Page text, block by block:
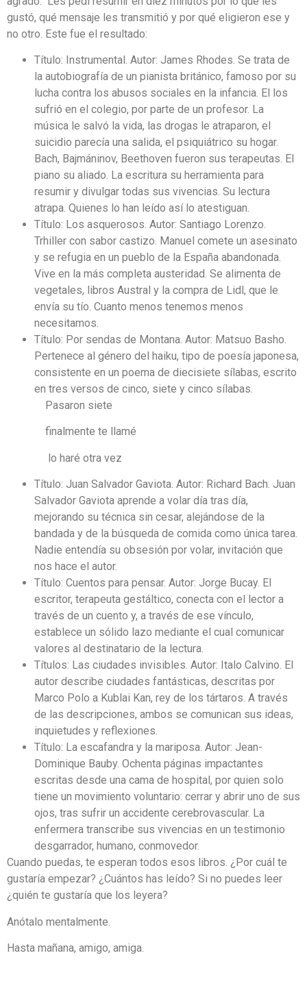
gustó, qué mensaje les transmitió y por qué eligieron ese y
no otro. Este fue el resultado:
Título: Instrumental. Autor: James Rhodes. Se trata de
la autobiografía de un pianista británico, famoso por su
lucha contra los abusos sociales en la infancia. El los
sufrió en el colegio, por parte de un profesor. La
música le salvó la vida, las drogas le atraparon, el
suicidio parecía una salida, el psiquiátrico su hogar.
Bach, Bajmáninov, Beethoven fueron sus terapeutas. El
piano su aliado. La escritura su herramienta para
resumir y divulgar todas sus vivencias. Su lectura
atrapa. Quienes lo han leído así lo atestiguan.
Título: Los asquerosos. Autor: Santiago Lorenzo.
Trhiller con sabor castizo. Manuel comete un asesinato
y se refugia en un pueblo de la España abandonada.
Vive en la más completa austeridad. Se alimenta de
vegetales, libros Austral y la compra de Lidl, que le
envía su tío. Cuanto menos tenemos menos
necesitamos.
Título: Por sendas de Montana. Autor: Matsuo Basho.
Pertenece al género del haiku, tipo de poesía japonesa,
consistente en un poema de diecisiete sílabas, escrito
en tres versos de cinco, siete y cinco sílabas.
Pasaron siete
finalmente te llamé
lo haré otra vez
Título: Juan Salvador Gaviota. Autor: Richard Bach. Juan
Salvador Gaviota aprende a volar día tras día,
mejorando su técnica sin cesar, alejándose de la
bandada y de la búsqueda de comida como única tarea.
Nadie entendía su obsesión por volar, invitación que
nos hace el autor.
Título: Cuentos para pensar. Autor: Jorge Bucay. El
escritor, terapeuta gestáltico, conecta con el lector a
través de un cuento y, a través de ese vínculo,
establece un sólido lazo mediante el cual comunicar
valores al destinatario de la lectura.
Títulos: Las ciudades invisibles. Autor: Italo Calvino. El
autor describe ciudades fantásticas, descritas por
Marco Polo a Kublai Kan, rey de los tártaros. A través
de las descripciones, ambos se comunican sus ideas,
inquietudes y reflexiones.
Título: La escafandra y la mariposa. Autor: Jean-
Dominique Bauby. Ochenta páginas impactantes
escritas desde una cama de hospital, por quien solo
tiene un movimiento voluntario: cerrar y abrir uno de sus
ojos, tras sufrir un accidente cerebrovascular. La
enfermera transcribe sus vivencias en un testimonio
desgarrador, humano, conmovedor.
Cuando puedas, te esperan todos esos libros. ¿Por cuál te
gustaría empezar? ¿Cuántos has leído? Si no puedes leer
¿quién te gustaría que los leyera?
Anótalo mentalmente.
Hasta mañana, amigo, amiga.